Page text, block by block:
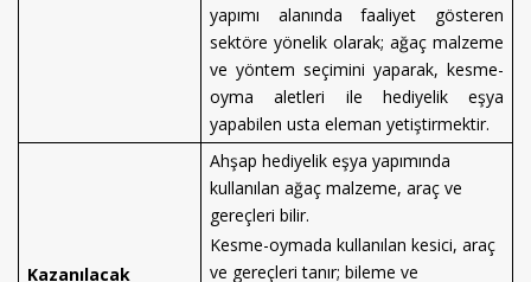
yapımı alanında faaliyet gösteren
sektöre yönelik olarak; ağaç malzeme
ve yöntem seçimini yaparak, kesme-
oyma aletleri ile hediyelik eşya
yapabilenusta eleman yetiştirmektir.
Kazanılacak
Ahşap hediyelik eşya yapımında
kullanılan ağaç malzeme, araç ve
gereçleri bilir.
Kesme-oymada kullanılan kesici, araç
ve gereçleri tanır; bileme ve